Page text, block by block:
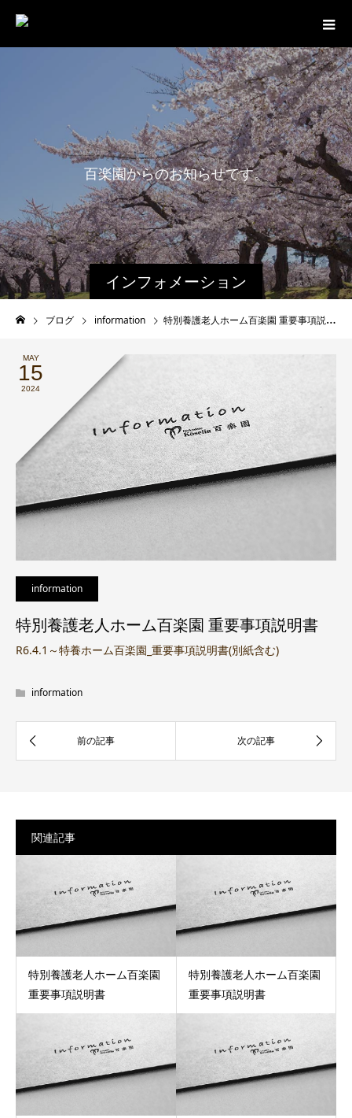
インフォメーション
百楽園からのお知らせです。
ブログ information 特別養護老人ホーム百楽園 重要事項説明書
MAY
15
2024
information
特別養護老人ホーム百楽園 重要事項説明書
R6.4.1～特養ホーム百楽園_重要事項説明書(別紙含む)
information
関連記事
特別養護老人ホーム百楽園
重要事項説明書
特別養護老人ホーム百楽園
重要事項説明書